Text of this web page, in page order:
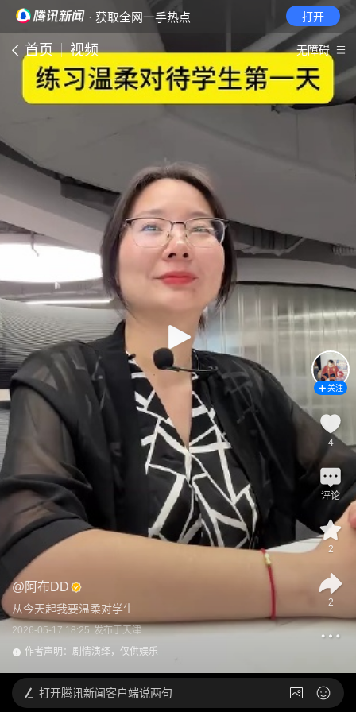
· 获取全网一手热点 打开
首页 视频 无障碍
@ 阿布DD
从今天起我要温柔对学生
2026-05-17 18:25 发布于天津
作者声明：剧情演绎，仅供娱乐
关注
4
评论
2
2
打开腾讯新闻客户端说两句